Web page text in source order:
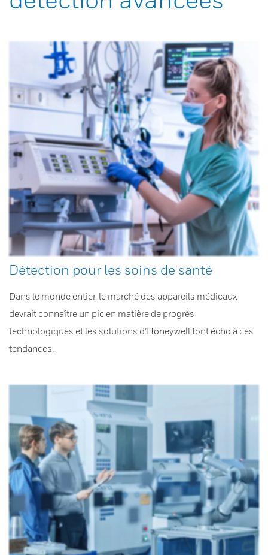
Détection pour les soins de santé
Dans le monde entier, le marché des appareils médicaux
devrait connaître un pic en matière de progrès
technologiques et les solutions d’Honeywell font écho à ces
tendances.